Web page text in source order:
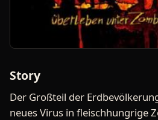
Story
Der Großteil der
neues Virus in fleischhungrige